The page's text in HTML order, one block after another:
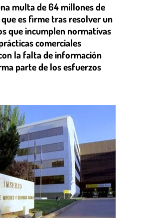
multa de 64 millones de
es firme tras resolver un
que incumplen normativas
comerciales
la falta de información
parte de los esfuerzos